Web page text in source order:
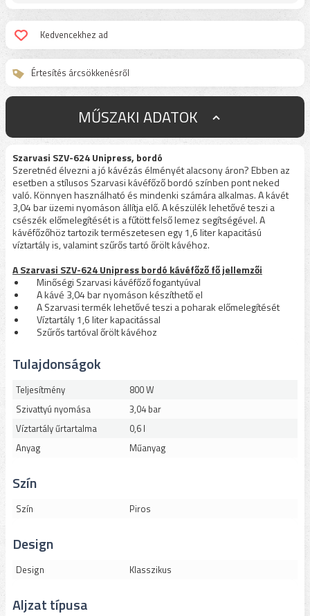
Kedvencekhez ad
Értesítés árcsökkenésről
MŰSZAKI ADATOK
Szarvasi SZV-624 Unipress, bordó
Szeretnéd élvezni a jó kávézás élményét alacsony áron? Ebben az
esetben a stílusos Szarvasi kávéfőző bordó színben pont neked
való. Könnyen használható és mindenki számára alkalmas. A kávét
3,04 bar üzemi nyomáson állítja elő. A készülék lehetővé teszi a
csészék előmelegítését is a fűtött felső lemez segítségével. A
kávéfőzőhöz tartozik természetesen egy 1,6 liter kapacitású
víztartály is, valamint szűrős tartó őrölt kávéhoz.
A Szarvasi SZV-624 Unipress bordó kávéfőző fő jellemzői
Minőségi Szarvasi kávéfőző fogantyúval
A kávé 3,04 bar nyomáson készíthető el
A Szarvasi termék lehetővé teszi a poharak előmelegítését
Víztartály 1,6 liter kapacitással
Szűrős tartóval őrölt kávéhoz
Tulajdonságok
Teljesítmény
800 W
Szivattyú nyomása
3,04 bar
Víztartály űrtartalma
0,6 l
Anyag
Műanyag
Szín
Szín Piros
Design
Design Klasszikus
Aljzat típusa